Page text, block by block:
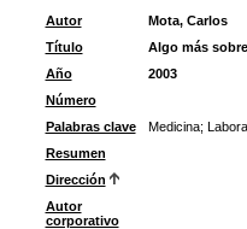
Autor
Mota, Carlos
Título
Algo más
Año
2003
Número
Palabras clave
Medicina;
Resumen
Dirección
Autor
corporativo